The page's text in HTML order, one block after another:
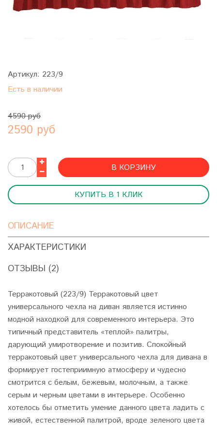
Артикул: 223/9
Есть в наличии
4590 руб
2590 руб
В КОРЗИНУ
КУПИТЬ В 1 КЛИК
ОПИСАНИЕ
ХАРАКТЕРИСТИКИ
ОТЗЫВЫ (2)
Терракотовый (223/9) Терракотовый цвет
универсального чехла на диван является истинно
модной находкой для современного интерьера. Это
типичный представитель «теплой» палитры,
дарующий умиротворение и позитив. Спокойный
терракотовый цвет универсального чехла для дивана в
формирует гостеприимную атмосферу и чудесно
смотрится с белым, бежевым, молочным, а также
серым и черным цветами в интерьере. Особенно
хотелось бы отметить умение данного цвета ладить с
живой, естественной палитрой, вроде зеленого цвета